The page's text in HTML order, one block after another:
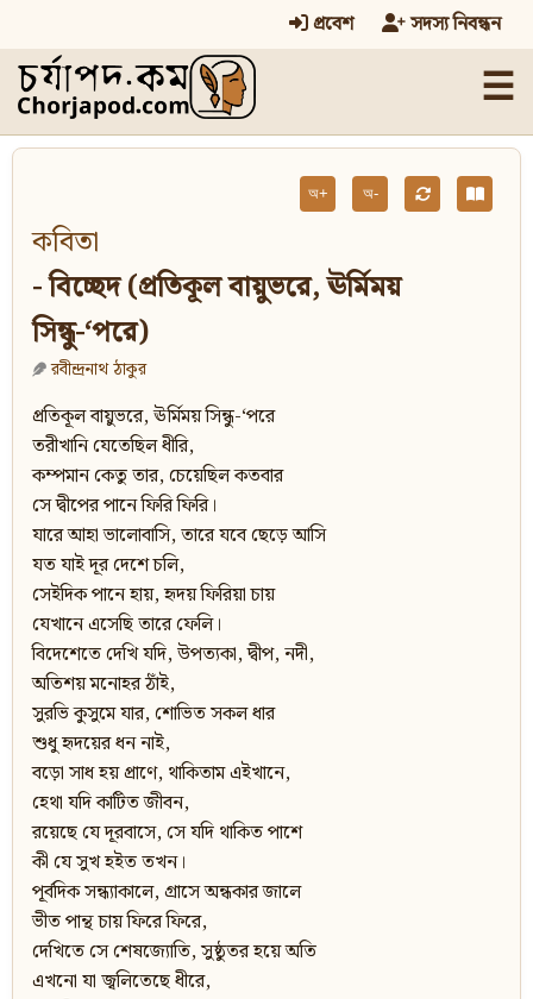
প্রবেশ সদস্য নিবন্ধন
☰
অ+ অ-
কবিতা
- বিচ্ছেদ (প্রতিকূল বায়ুভরে, ঊর্মিময়
সিন্ধু-‘পরে)
রবীন্দ্রনাথ ঠাকুর
প্রতিকূল বায়ুভরে, ঊর্মিময় সিন্ধু-‘পরে
তরীখানি যেতেছিল ধীরি,
কম্পমান কেতু তার, চেয়েছিল কতবার
সে দ্বীপের পানে ফিরি ফিরি।
যারে আহা ভালোবাসি, তারে যবে ছেড়ে আসি
যত যাই দূর দেশে চলি,
সেইদিক পানে হায়, হৃদয় ফিরিয়া চায়
যেখানে এসেছি তারে ফেলি।
বিদেশেতে দেখি যদি, উপত্যকা, দ্বীপ, নদী,
অতিশয় মনোহর ঠাঁই,
সুরভি কুসুমে যার, শোভিত সকল ধার
শুধু হৃদয়ের ধন নাই,
বড়ো সাধ হয় প্রাণে, থাকিতাম এইখানে,
হেথা যদি কাটিত জীবন,
রয়েছে যে দূরবাসে, সে যদি থাকিত পাশে
কী যে সুখ হইত তখন।
পূর্বদিক সন্ধ্যাকালে, গ্রাসে অন্ধকার জালে
ভীত পান্থ চায় ফিরে ফিরে,
দেখিতে সে শেষজ্যোতি, সুষ্ঠুতর হয়ে অতি
এখনো যা জ্বলিতেছে ধীরে,